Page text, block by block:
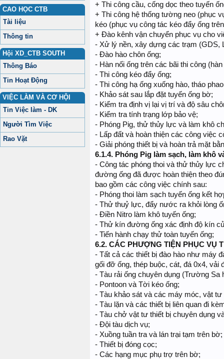
CAO HỌC CTB
Tài liệu
Thông tin
Hội XD_CTB SOUTH
Thông Báo
Tin Hoạt Động
VIỆC LÀM VÀ CƠ HỘI
Tin Việc làm - DK
Người Tìm Việc
Rao Vặt
+ Thi công cầu, cống dọc theo tuyến
+ Thi công hệ thống tường neo (phục
kéo (phục vụ công tác kéo đẩy ống
+ Đào kênh vận chuyển phục vụ cho
- Xử lý nền, xây dựng các trạm (GDS,
- Đào hào chôn ống;
- Hàn nối ống trên các bãi thi công
- Thi công kéo đẩy ống;
- Thi công hạ ống xuống hào, tháo
- Khảo sát sau lắp đặt tuyến ống bờ;
- Kiểm tra định vị lại vị trí và độ sâu
- Kiểm tra tính trạng lớp bảo vệ;
- Phóng Pig, thử thủy lực và làm khô
- Lấp đất và hoàn thiện các công việc
- Giải phóng thiết bị và hoàn trả mặt
6.1.4. Phóng Pig làm sạch, làm khô
- Công tác phóng thoi và thử thủy lực
đường ống đã được hoàn thiện theo
bao gồm các công việc chính sau:
- Phóng thoi làm sạch tuyến ống kết
- Thử thuỷ lực, đẩy nước ra khỏi lòng
- Điền Nitro làm khô tuyến ống;
- Thử kín đường ống xác định độ kín
- Tiến hành chạy thử toàn tuyến ống;
6.2. CÁC PHƯỢNG TIỆN PHỤC VỤ
- Tất cả các thiết bị đào hào như máy
gối đỡ ống, thép buộc, cát, đá 0x4,
- Tàu rải ống chuyên dụng (Trường Sa
- Pontoon và Tời kéo ống;
- Tàu khảo sát và các máy móc, vật
- Tàu lặn và các thiết bị liên quan đi
- Tàu chở vật tư thiết bị chuyên dụng
- Đội tàu dịch vụ;
- Xuồng tuần tra và lán trại tạm trên bờ;
- Thiết bị đóng cọc;
- Các hạng mục phụ trợ trên bờ;